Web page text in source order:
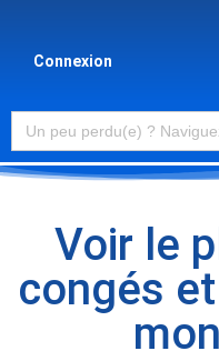
Connexion
Search
for:
Voir le
congés